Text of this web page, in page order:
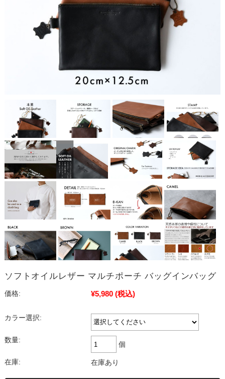
ソフトオイルレザー マルチポーチ バッグインバッグ
価格: ¥5,980 (税込)
カラー選択:
数量:
個
在庫: 在庫あり